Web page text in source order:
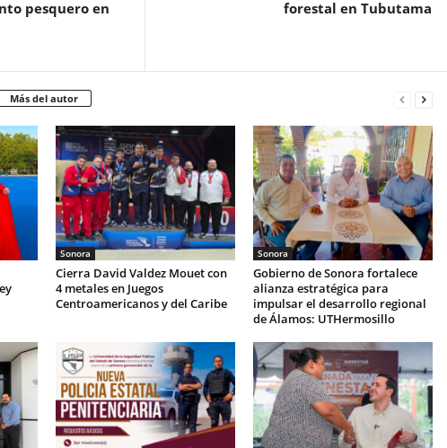
pesquero en
forestal en Tubutama
Más del autor
Sonora
Cierra David Valdez Mouet con
4 metales en Juegos
Centroamericanos y del Caribe
Sonora
Gobierno de Sonora fortalece
alianza estratégica para
impulsar el desarrollo regional
de Álamos: UTHermosillo